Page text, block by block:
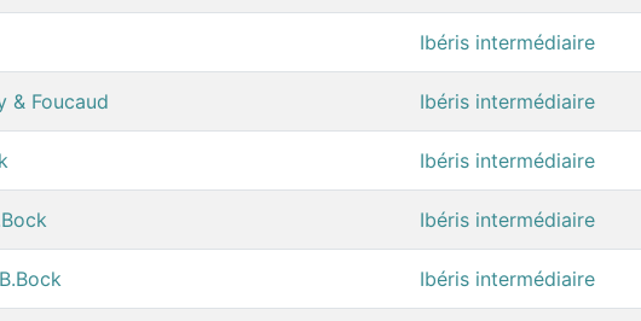
Ibéris intermédiaire
& Foucaud Ibéris intermédiaire
Ibéris intermédiaire
Ibéris intermédiaire
Ibéris intermédiaire